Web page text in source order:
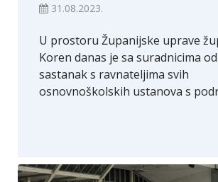
31.08.2023.
U prostoru Županijske uprave
Koren danas je sa suradnicima
sastanak s ravnateljima svih
osnovnoškolskih ustanova s